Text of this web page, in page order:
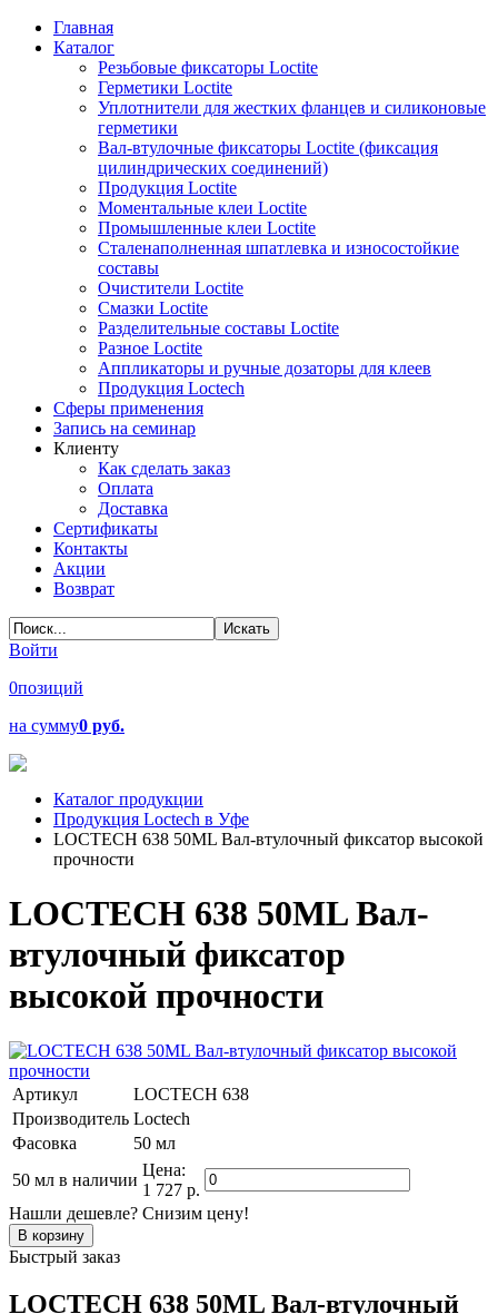
Главная
Каталог
Резьбовые фиксаторы Loctite
Герметики Loctite
Уплотнители для жестких фланцев и силиконовые
герметики
Вал-втулочные фиксаторы Loctite (фиксация
цилиндрических соединений)
Продукция Loctite
Моментальные клеи Loctite
Промышленные клеи Loctite
Сталенаполненная шпатлевка и износостойкие
составы
Очистители Loctite
Смазки Loctite
Разделительные составы Loctite
Разное Loctite
Аппликаторы и ручные дозаторы для клеев
Продукция Loctech
Сферы применения
Запись на семинар
Клиенту
Как сделать заказ
Оплата
Доставка
Сертификаты
Контакты
Акции
Возврат
Войти
0позиций
на сумму0 руб.
Каталог продукции
Продукция Loctech в Уфе
LOCTECH 638 50ML Вал-втулочный фиксатор высокой
прочности
LOCTECH 638 50ML Вал-
втулочный фиксатор
высокой прочности
Артикул
LOCTECH 638
Производитель Loctech
Фасовка
50 мл
50 мл в наличии
Цена:
1 727 р.
Нашли дешевле? Снизим цену!
Быстрый заказ
LOCTECH 638 50ML Вал-втулочный